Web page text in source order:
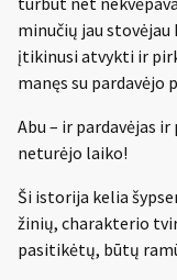
minučių jau
įtikinusi atvykti ir
manęs su pardavėjo
Abu – ir pardavėjas
neturėjo laiko!
Ši istorija kelia
žinių, charakterio
pasitikėtų, būtų